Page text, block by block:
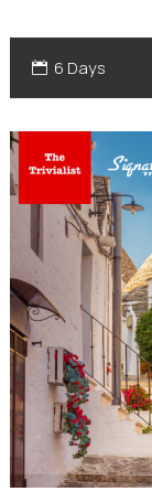
6 Days